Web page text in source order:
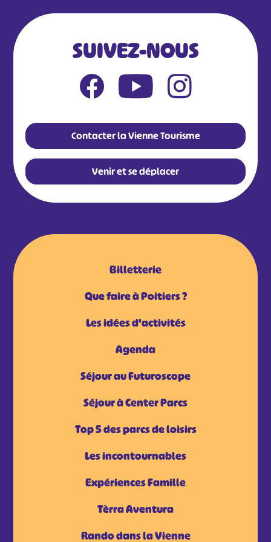
SUIVEZ-NOUS
Contacter la Vienne Tourisme
Venir et se déplacer
Billetterie
Que faire à Poitiers ?
Les idées d'activités
Agenda
Séjour au Futuroscope
Séjour à Center Parcs
Top 5 des parcs de loisirs
Les incontournables
Expériences Famille
Tèrra Aventura
Rando dans la Vienne